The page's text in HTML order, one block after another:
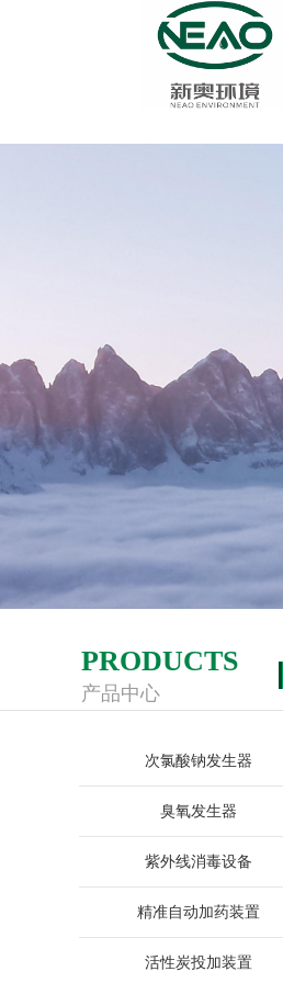
PRODUCTS
产品中心
次氯酸钠发生器
臭氧发生器
紫外线消毒设备
精准自动加药装置
活性炭投加装置